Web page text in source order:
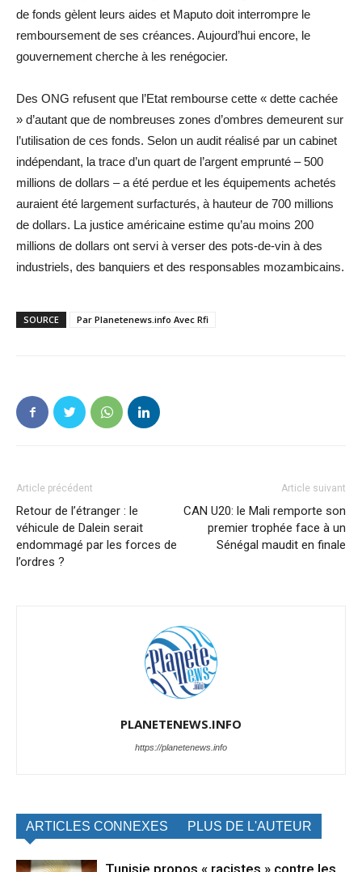
de fonds gèlent leurs aides et Maputo doit interrompre le
remboursement de ses créances. Aujourd’hui encore, le
gouvernement cherche à les renégocier.
Des ONG refusent que l’Etat rembourse cette « dette cachée
» d’autant que de nombreuses zones d’ombres demeurent sur
l’utilisation de ces fonds. Selon un audit réalisé par un cabinet
indépendant, la trace d’un quart de l’argent emprunté – 500
millions de dollars – a été perdue et les équipements achetés
auraient été largement surfacturés, à hauteur de 700 millions
de dollars. La justice américaine estime qu’au moins 200
millions de dollars ont servi à verser des pots-de-vin à des
industriels, des banquiers et des responsables mozambicains.
SOURCE Par Planetenews.info Avec Rfi
Article précédent
Retour de l’étranger : le
véhicule de Dalein serait
endommagé par les forces de
l’ordres ?
Article suivant
CAN U20: le Mali remporte son
premier trophée face à un
Sénégal maudit en finale
PLANETENEWS.INFO
https://planetenews.info
ARTICLES CONNEXES PLUS DE L'AUTEUR